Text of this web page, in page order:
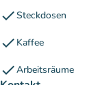
checkSteckdosen
check Kaffee
checkArbeitsräume